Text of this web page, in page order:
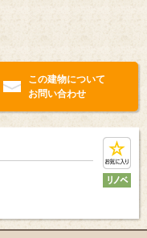
この建物について
お問い合わせ